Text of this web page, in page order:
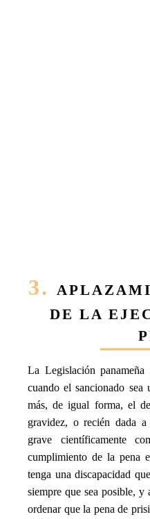
3.
DE LA
La Legislación panameña
cuando el sancionado sea
más, de igual forma, el
gravidez, o recién dada a
grave científicamente
cumplimiento de la pena
tenga una discapacidad
siempre que sea posible, y
ordenar que la pena de